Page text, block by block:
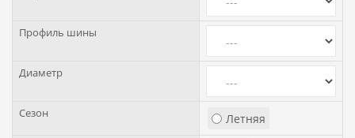
Профиль шины
Диаметр
Сезон Летняя